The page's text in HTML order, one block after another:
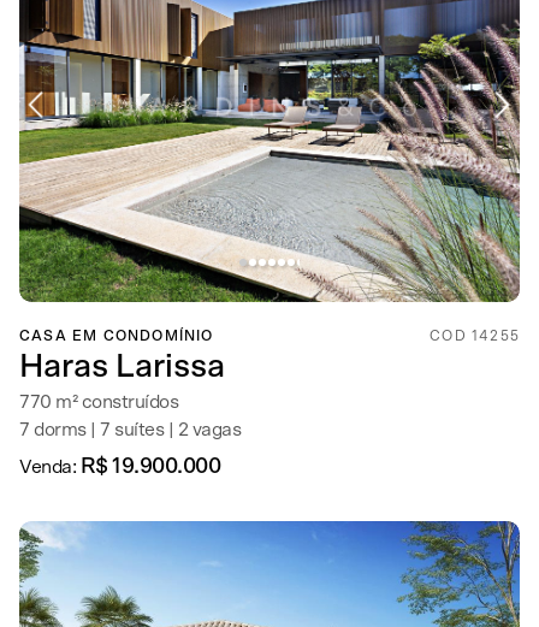
CASA EM CONDOMÍNIO COD 14255
Haras Larissa
770 m² construídos
7 dorms | 7 suítes | 2 vagas
Venda: R$ 19.900.000